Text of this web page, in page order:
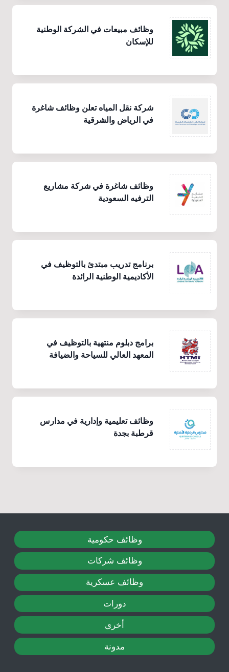
وظائف مبيعات في الشركة الوطنية
للإسكان
شركة نقل المياه تعلن وظائف شاغرة
في الرياض والشرقية
وظائف شاغرة في شركة مشاريع
الترفيه السعودية
برنامج تدريب مبتدئ بالتوظيف في
الأكاديمية الوطنية الرائدة
برامج دبلوم منتهية بالتوظيف في
المعهد العالي للسياحة والضيافة
وظائف تعليمية وإدارية في مدارس
قرطبة بجدة
وظائف حكومية
وظائف شركات
وظائف عسكرية
دورات
أخرى
مدونة